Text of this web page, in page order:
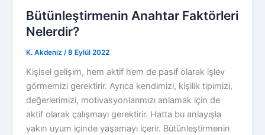
Bütünleştirmenin Anahtar Faktörleri
Nelerdir?
K. Akdeniz/8 Eylül 2022
Kişisel gelişim, hem aktif hem de pasif olarak işlev
görmemizi gerektirir. Ayrıca kendimizi, kişilik tipimizi,
değerlerimizi, motivasyonlarımızı anlamak için de
aktif olarak çalışmayı gerektirir. Hatta bu anlayışla
yakın uyum içinde yaşamayı içerir. Bütünleştirmenin